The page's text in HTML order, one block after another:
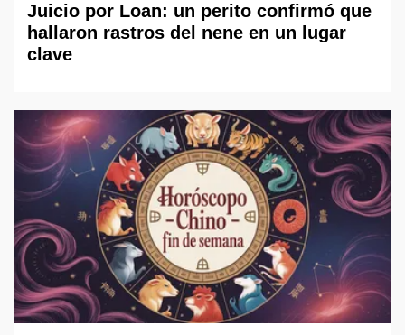
Juicio por Loan: un perito confirmó que
hallaron rastros del nene en un lugar
clave